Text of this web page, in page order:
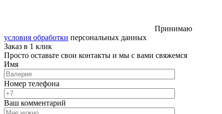
Принимаю
условия обработки персональных данных
Заказ в 1 клик
Просто оставьте свои контакты и мы с вами свяжемся
Имя
Номер телефона
Ваш комментарий